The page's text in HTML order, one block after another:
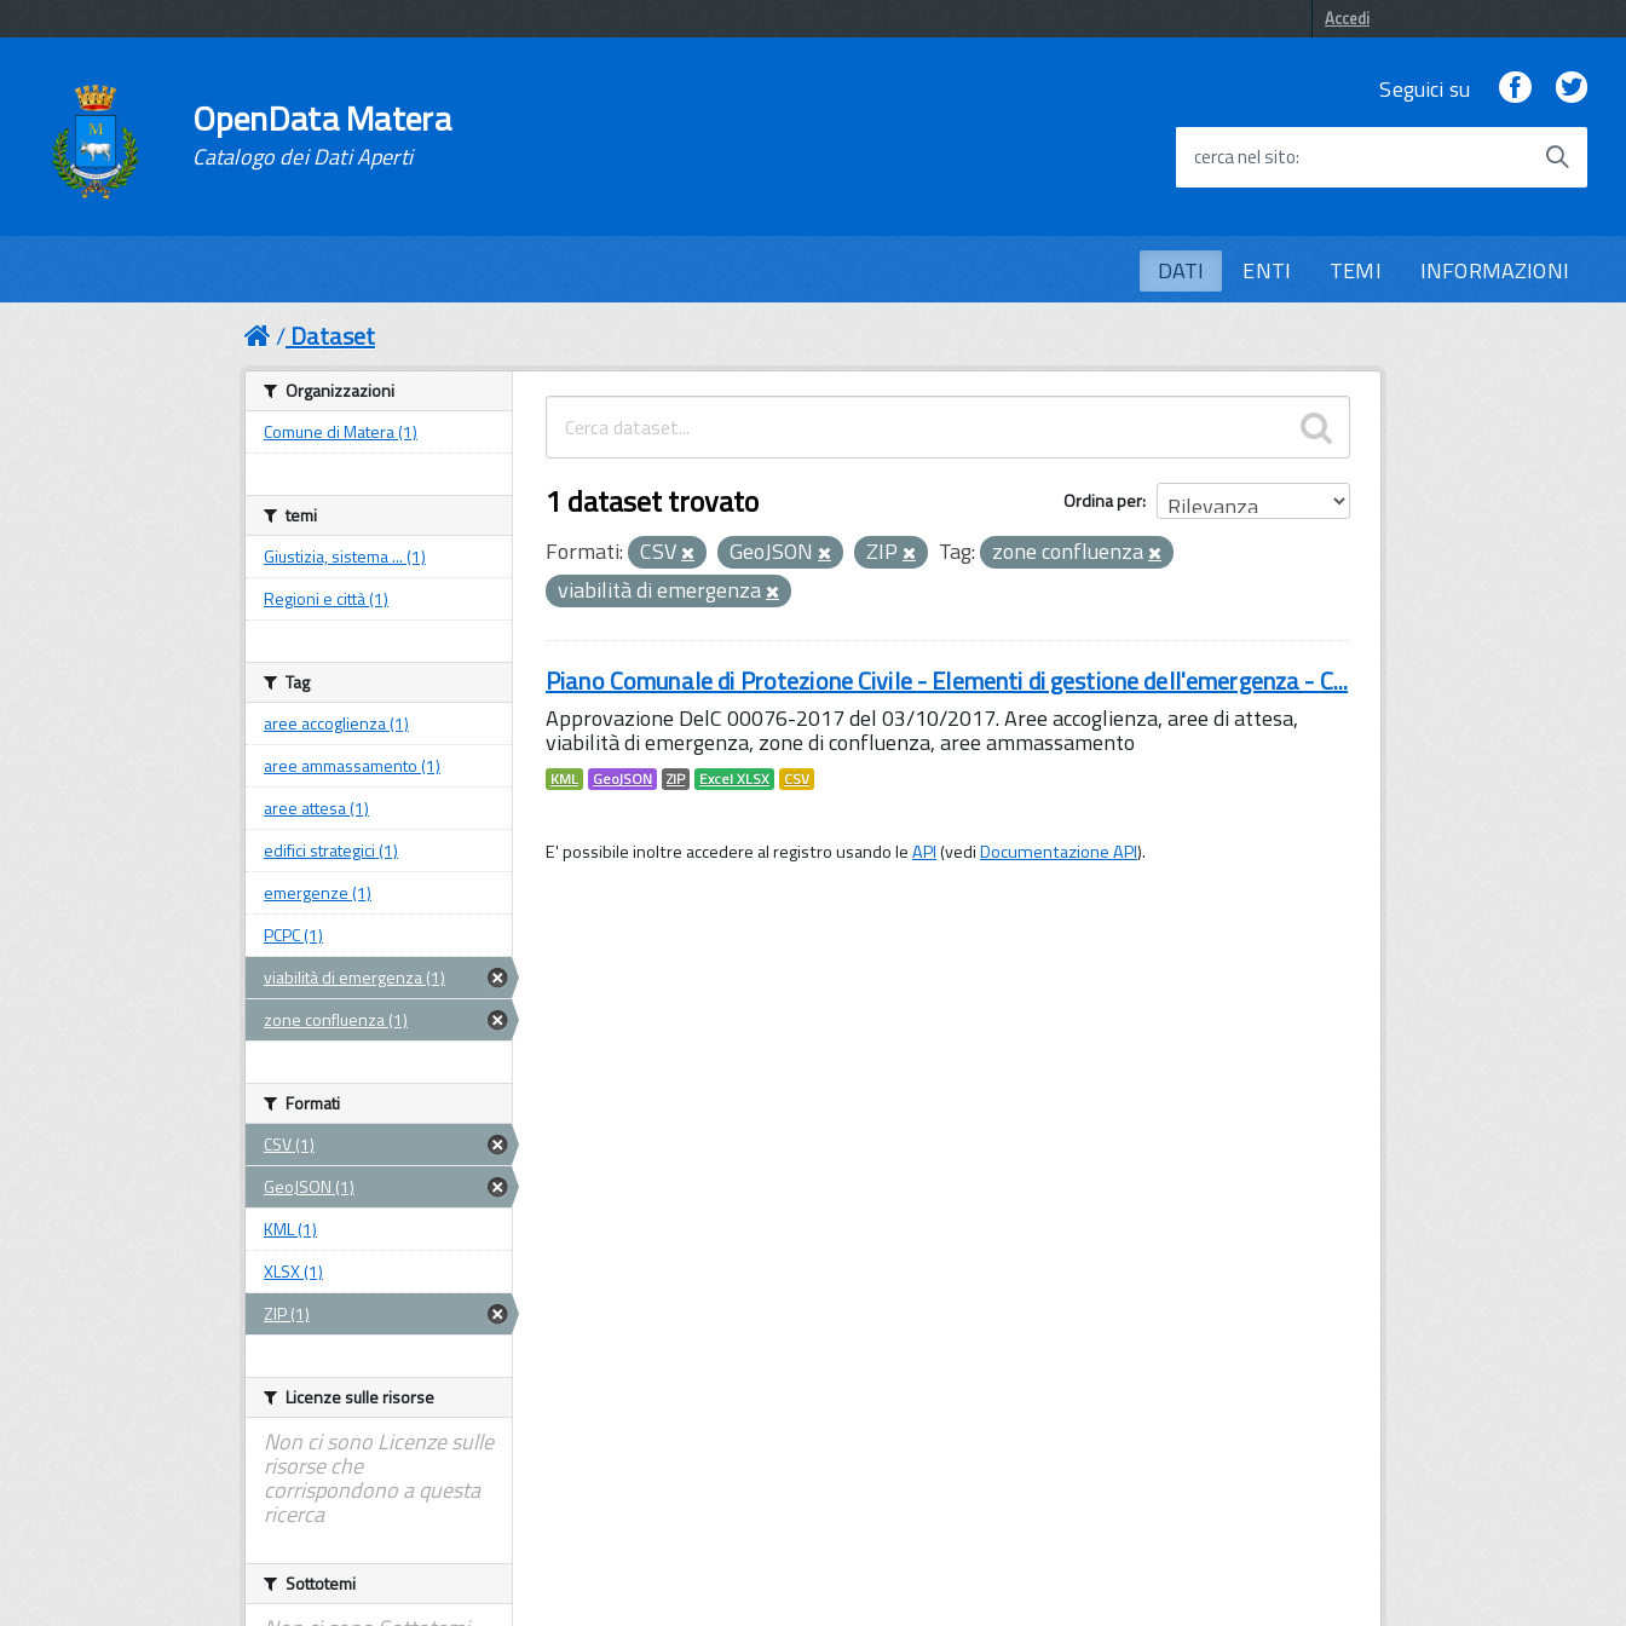
Accedi
OpenData Matera
Catalogo dei Dati Aperti
Seguici su Facebook
cerca nel sito
DATI ENTI TEMI INFORMAZIONI
Dataset
Ordina per
1 dataset trovato
Formati: CSV GeoJSON ZIP Tag: zone confluenza
viabilità di emergenza
Piano Comunale di Protezione Civile - Elementi di gestione dell'emergenza - C...
Approvazione DelC 00076-2017 del 03/10/2017. Aree accoglienza, aree di attesa,
viabilità di emergenza, zone di confluenza, aree ammassamento
KML GeoJSON ZIP Excel XLSX CSV
E' possibile inoltre accedere al registro usando leAPI(vediDocumentazione API).
Organizzazioni
Comune di Matera (1)
temi
Giustizia, sistema ... (1)
Regioni e città (1)
Tag
aree accoglienza (1)
aree ammassamento (1)
aree attesa (1)
edifici strategici (1)
emergenze (1)
PCPC (1)
viabilità di emergenza (1)
zone confluenza (1)
Formati
CSV (1)
GeoJSON (1)
KML (1)
XLSX (1)
ZIP (1)
Licenze sulle risorse
Non ci sono Licenze sulle
risorse che
corrispondono a questa
ricerca
Sottotemi